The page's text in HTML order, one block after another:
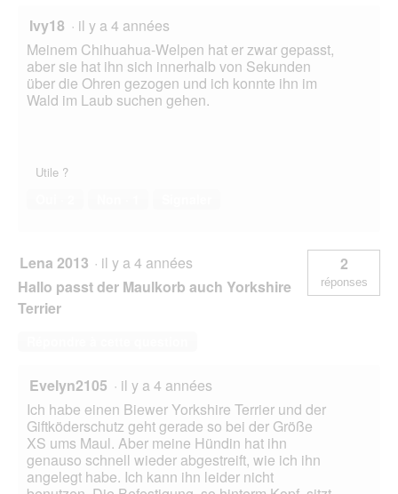
Ivy18 · il y a 4 années
Meinem Chihuahua-Welpen hat er zwar gepasst,
aber sie hat ihn sich innerhalb von Sekunden
über die Ohren gezogen und ich konnte ihn im
Wald im Laub suchen gehen.
Utile ?
Lena 2013 · il y a 4 années
Hallo passt der Maulkorb auch Yorkshire
Terrier
2
réponses
Evelyn2105 · il y a 4 années
Ich habe einen Biewer Yorkshire Terrier und der
Giftköderschutz geht gerade so bei der Größe
XS ums Maul. Aber meine Hündin hat ihn
genauso schnell wieder abgestreift, wie ich ihn
angelegt habe. Ich kann ihn leider nicht